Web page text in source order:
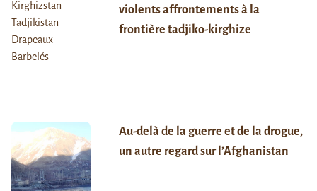
violents affrontements à la
frontière tadjiko-kirghize
Au-delà de la guerre et de la drogue,
un autre regard sur l’Afghanistan